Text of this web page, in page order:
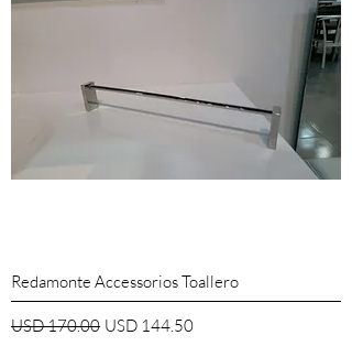
Redamonte Accessorios Toallero
Precio
USD 170.00 Precio de oferta
USD 144.50